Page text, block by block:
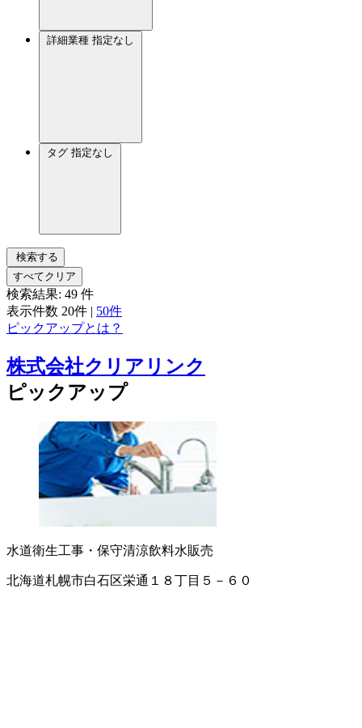
詳細業種 指定なし
タグ 指定なし
検索する
すべてクリア
検索結果: 49 件
表示件数 20件 | 50件
ピックアップとは？
株式会社クリアリンク
ピックアップ
水道衛生工事・保守清涼飲料水販売
北海道札幌市白石区栄通１８丁目５－６０